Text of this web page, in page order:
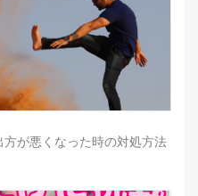
が悪くなった時の対処方法